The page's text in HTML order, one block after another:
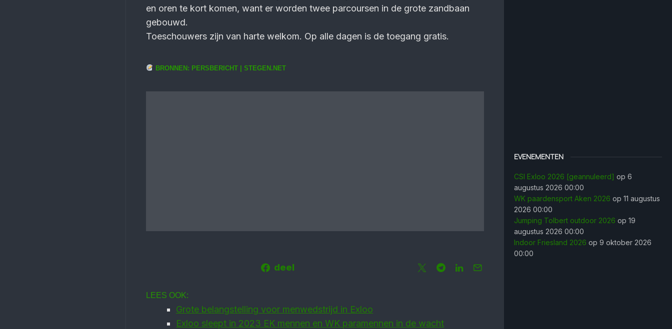
en oren te kort komen, want er worden twee parcoursen in de grote zandbaan
gebouwd.
Toeschouwers zijn van harte welkom. Op alle dagen is de toegang gratis.
BRONNEN: PERSBERICHT | STEGEN.NET
deel
LEES OOK:
Grote belangstelling voor menwedstrijd in Exloo
Exloo sleept in 2023 EK mennen en WK para­mennen in de wacht
EVENEMENTEN
CSI Exloo 2026 [geannuleerd] op 6
augustus 2026 00:00
WK paardensport Aken 2026 op 11 augustus
2026 00:00
Jumping Tolbert outdoor 2026 op 19
augustus 2026 00:00
Indoor Friesland 2026 op 9 oktober 2026
00:00